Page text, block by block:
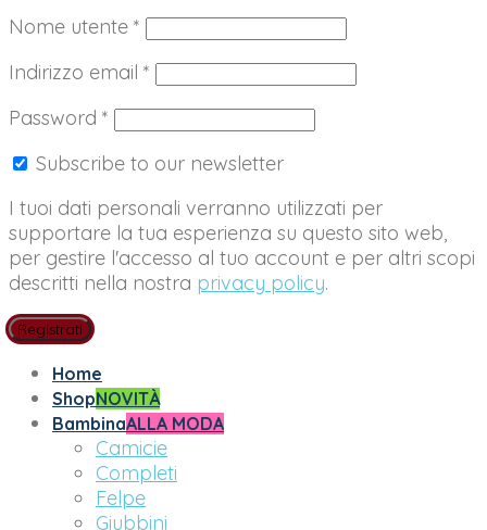
Nome utente * Richiesto
Indirizzo email * Richiesto
Password * Richiesto
Subscribe to our newsletter
I tuoi dati personali verranno utilizzati per
supportare la tua esperienza su questo sito web,
per gestire l'accesso al tuo account e per altri scopi
descritti nella nostra privacy policy.
Registrati
Home
ShopNOVITÀ
BambinaALLA MODA
Camicie
Completi
Felpe
Giubbini